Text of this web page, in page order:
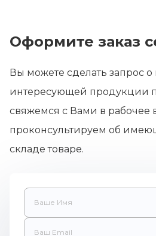
Оформите заказ
Вы можете сделать запрос
интересующей продукции
свяжемся с Вами в рабочее
проконсультируем об
складе товаре.